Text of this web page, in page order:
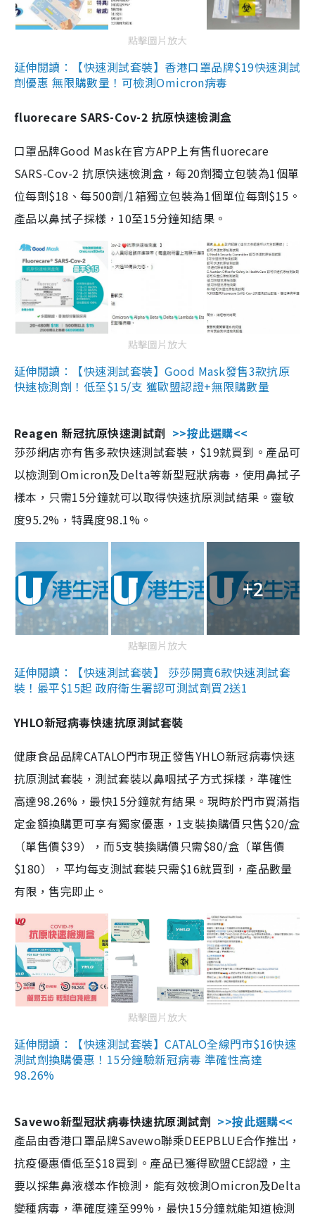
點擊圖片放大
延伸閱讀：【快速測試套裝】香港口罩品牌$19快速測試
劑優惠 無限購數量！可檢測Omicron病毒
fluorecare SARS-Cov-2 抗原快速檢測盒
口罩品牌Good Mask在官方APP上有售fluorecare
SARS-Cov-2 抗原快速檢測盒，每20劑獨立包裝為1個單
位每劑$18、每500劑/1箱獨立包裝為1個單位每劑$15。
產品以鼻拭子採樣，10至15分鐘知結果。
點擊圖片放大
延伸閱讀：【快速測試套裝】Good Mask發售3款抗原
快速檢測劑！低至$15/支 獲歐盟認證+無限購數量
Reagen 新冠抗原快速測試劑 >>按此選購<<
莎莎網店亦有售多款快速測試套裝，$19就買到。產品可
以檢測到Omicron及Delta等新型冠狀病毒，使用鼻拭子
樣本，只需15分鐘就可以取得快速抗原測試結果。靈敏
度95.2%，特異度98.1%。
+2
點擊圖片放大
延伸閱讀：【快速測試套裝】 莎莎開賣6款快速測試套
裝！最平$15起 政府衛生署認可測試劑買2送1
YHLO新冠病毒快速抗原測試套裝
健康食品品牌CATALO門市現正發售YHLO新冠病毒快速
抗原測試套裝，測試套裝以鼻咽拭子方式採樣，準確性
高達98.26%，最快15分鐘就有結果。現時於門市買滿指
定金額換購更可享有獨家優惠，1支裝換購價只售$20/盒
（單售價$39），而5支裝換購價只需$80/盒（單售價
$180），平均每支測試套裝只需$16就買到，產品數量
有限，售完即止。
點擊圖片放大
延伸閱讀：【快速測試套裝】CATALO全線門市$16快速
測試劑換購優惠！15分鐘驗新冠病毒 準確性高達
98.26%
Savewo新型冠狀病毒快速抗原測試劑 >>按此選購<<
產品由香港口罩品牌Savewo聯乘DEEPBLUE合作推出，
抗疫優惠價低至$18買到。產品已獲得歐盟CE認證，主
要以採集鼻液樣本作檢測，能有效檢測Omicron及Delta
變種病毒，準確度達至99%，最快15分鐘就能知道檢測